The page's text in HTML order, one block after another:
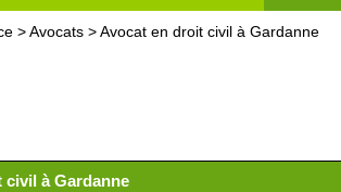
>Avocats >Avocat en droit civil à Gardanne
civil à Gardanne